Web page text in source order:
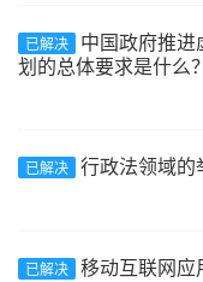
已解决
中国政府推
划的总体要求是什么？
已解决 行政法领域的
已解决 移动互联网应